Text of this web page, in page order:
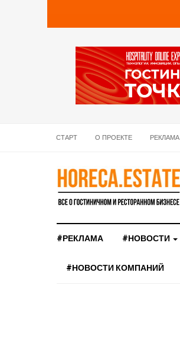
СТАРТ О ПРОЕКТЕ РЕКЛАМА
#РЕКЛАМА #НОВОСТИ
#НОВОСТИ КОМПАНИЙ